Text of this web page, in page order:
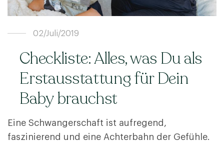
02/Juli/2019
Checkliste: Alles, was Du als
Erstausstattung für Dein
Baby brauchst
Eine Schwangerschaft ist aufregend,
faszinierend und eine Achterbahn der Gefühle.